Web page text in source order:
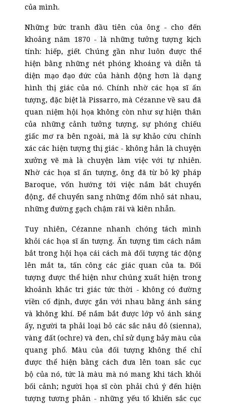
của mình.
Những bức tranh đầu tiên của ông - cho đến
khoảng năm 1870 - là những tưởng tượng kịch
tính: hiếp, giết. Chúng gần như luôn được thể
hiện bằng những nét phóng khoáng và diễn tả
diện mạo đạo đức của hành động hơn là dạng
hình thị giác của nó. Chính nhờ các họa sĩ ấn
tượng, đặc biệt là Pissarro, mà Cézanne về sau đã
quan niệm hội họa không còn như sự hiện thân
của những cảnh tưởng tượng, sự phóng chiếu
giấc mơ ra bên ngoài, mà là sự khảo cứu chính
xác các hiện tượng thị giác - không hẳn là chuyện
xưởng vẽ mà là chuyện làm việc với tự nhiên.
Nhờ các họa sĩ ấn tượng, ông đã từ bỏ kỹ pháp
Baroque, vốn hướng tới việc nắm bắt chuyển
động, để chuyển sang những đốm nhỏ sát nhau,
những đường gạch chậm rãi và kiên nhẫn.
Tuy nhiên, Cézanne nhanh chóng tách mình
khỏi các họa sĩ ấn tượng. Ấn tượng tìm cách nắm
bắt trong hội họa cái cách mà đối tượng tác động
lên mắt ta, tấn công các giác quan của ta. Đối
tượng được thể hiện như chúng xuất hiện trong
khoảnh khắc tri giác tức thời - không có đường
viền cố định, được gắn với nhau bằng ánh sáng
và không khí. Để nắm bắt được lớp vỏ ánh sáng
ấy, người ta phải loại bỏ các sắc nâu đỏ (sienna),
vàng đất (ochre) và đen, chỉ sử dụng bảy màu của
quang phổ. Màu của đối tượng không thể chỉ
được thể hiện bằng cách đưa lên toan sắc cục
bộ của nó, tức là màu mà nó mang khi tách khỏi
bối cảnh; người họa sĩ còn phải chú ý đến hiện
tượng tương phản - những yếu tố khiến sắc cục